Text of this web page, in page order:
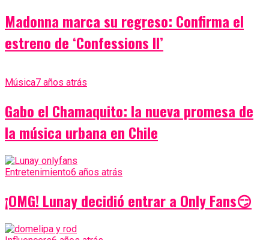
Madonna marca su regreso: Confirma el
estreno de ‘Confessions II’
Música7 años atrás
Gabo el Chamaquito: la nueva promesa de
la música urbana en Chile
Entretenimiento6 años atrás
¡OMG! Lunay decidió entrar a Only Fans😏